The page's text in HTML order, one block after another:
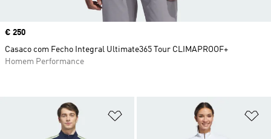
Adicionar à Lista de Desejos
Price
€ 250
Casaco com Fecho Integral Ultimate365 Tour CLIMAPROOF+
Homem Performance